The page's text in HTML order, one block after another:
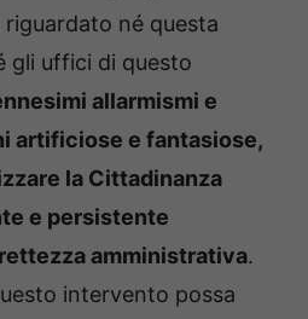
né questa
gli uffici di questo
allarmismi e
artificiose e fantasiose,
la Cittadinanza
e persistente
amministrativa.
intervento possa